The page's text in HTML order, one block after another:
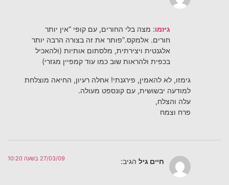
גיזמו: מצה בלי החורים, עם קופי “אין יותר
חורים. אלמקס.”פותר את זה בצורה הרבה יותר
אלגנטית ויצירתית, מלסתום אותיות (ולהאכיל
בכפית ולהראות שוב כמו עוד קמפיין מגזרי)
גימזו, לא להאמין, פירגנתי! אחלה רעיון, החיאה מוצלחת
למודעה יבשושית, עם קונספט מעולה.
עלה והצלח,
פרח וצמח
חיים גיל הגיב: 27/03/09 בשעה 10:20